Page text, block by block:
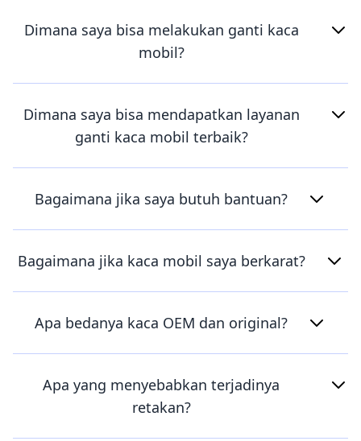
Dimana saya bisa melakukan ganti kaca
mobil?
Dimana saya bisa mendapatkan layanan
ganti kaca mobil terbaik?
Bagaimana jika saya butuh bantuan?
Bagaimana jika kaca mobil saya berkarat?
Apa bedanya kaca OEM dan original?
Apa yang menyebabkan terjadinya
retakan?